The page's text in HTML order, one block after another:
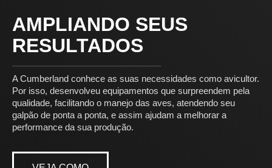
AMPLIANDO SEUS
RESULTADOS
A Cumberland conhece as suas necessidades como avicultor.​
Por isso, desenvolveu equipamentos que surpreendem pela
qualidade, facilitando o manejo das aves, atendendo seu
galpão de ponta a ponta, e assim ajudam a melhorar a
performance da sua produção.